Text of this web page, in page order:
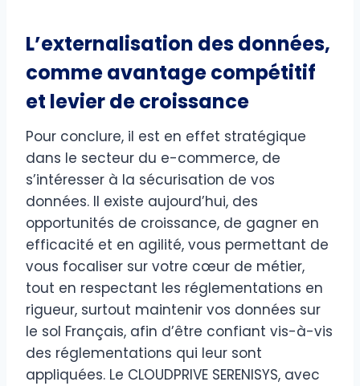
L’externalisation des données,
comme avantage compétitif
et levier de croissance
Pour conclure, il est en effet stratégique
dans le secteur du e-commerce, de
s’intéresser à la sécurisation de vos
données. Il existe aujourd’hui, des
opportunités de croissance, de gagner en
efficacité et en agilité, vous permettant de
vous focaliser sur votre cœur de métier,
tout en respectant les réglementations en
rigueur, surtout maintenir vos données sur
le sol Français, afin d’être confiant vis-à-vis
des réglementations qui leur sont
appliquées. Le CLOUDPRIVE SERENISYS, avec